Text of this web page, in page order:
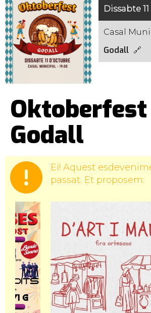
Dissabte
Casal
Godall
Oktoberfest
Godall
Ei! Aquest
passat. Et proposem: